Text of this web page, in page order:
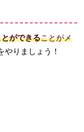
ができることがメ
やりましょう！